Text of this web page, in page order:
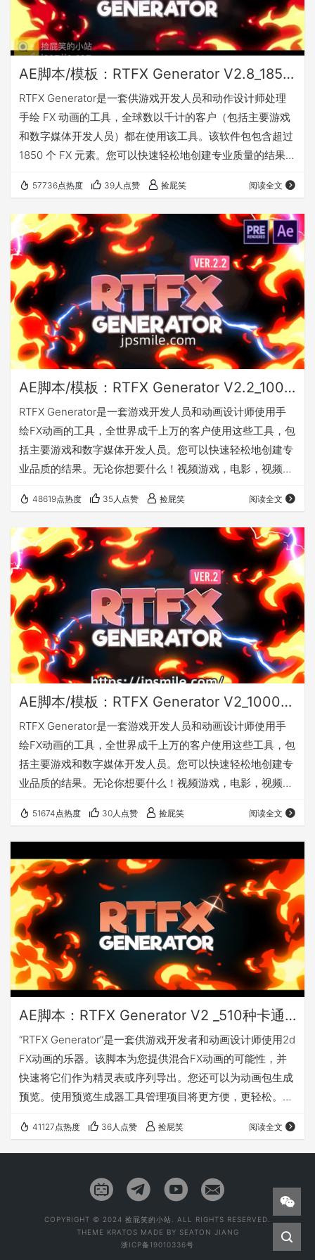
AE脚本/模板：RTFX Generator V2.8_1850种卡通手绘动漫雷电能量爆炸火焰烟雾流体MG动画元素
RTFX Generator是一套供游戏开发人员和动作设计师处理
手绘 FX 动画的工具，全球数以千计的客户（包括主要游戏
和数字媒体开发人员）都在使用该工具。该软件包包含超过
1850 个 FX 元素。您可以快速轻松地创建专业质量的结果。
Instagram 或者更多其它类型。该产品是为 Adob​​e After
Effects 设计的，但您可以使用预渲染的视频（带Alpha通
道）和合成程序（如 Sony Vegas、Edius、Photoshop
等）的非线…
57736点热度 39人点赞 捡屁笑 阅读全文
AE脚本/模板：RTFX Generator V2.2_1000种卡通手绘动漫雷电能量爆炸火焰烟雾流体MG动画元素
RTFX Generator是一套游戏开发人员和动画设计师使用手
绘FX动画的工具，全世界成千上万的客户使用这些工具，包
括主要游戏和数字媒体开发人员。您可以快速轻松地创建专
业品质的结果。无论你想要什么！视频游戏，电影，视频剪
Adobe After Effects设计，但您可以使用预渲染剪辑和所有
非线性编辑工具支持遮罩和合成程序，如Adobe Premier
Pro，After Effects，Photoshop，Sony Vegas，Final
Cut，…
48619点热度 35人点赞 捡屁笑 阅读全文
AE脚本/模板：RTFX Generator V2_1000种卡通手绘动漫雷电能量爆炸火焰烟雾流体MG动画元素(10月9日更新)
RTFX Generator是一套游戏开发人员和动画设计师使用手
绘FX动画的工具，全世界成千上万的客户使用这些工具，包
括主要游戏和数字媒体开发人员。您可以快速轻松地创建专
业品质的结果。无论你想要什么！视频游戏，电影，视频剪
Adobe After Effects设计，但您可以使用预渲染剪辑和所有
非线性编辑工具支持遮罩和合成程序，如Adobe Premier
Pro，After Effects，Photoshop，Sony Vegas，Final
Cut，…
51674点热度 30人点赞 捡屁笑 阅读全文
AE脚本：RTFX Generator V2 _510种卡通手绘动漫雷电能量爆炸火焰烟雾流体MG动画元素_模板+视频素材
“RTFX Generator”是一套供游戏开发者和动画设计师使用2d
FX动画的乐器。该脚本为您提供混合FX动画的可能性，并
快速将它们作为精灵表或序列导出。您还可以为动画包生成
预览。使用预览生成器工具管理项目将更方便，更轻松。但
动画允许使用所有非线性编辑工具支持遮罩和合成程序，如
Adobe Premier，Adobe After Effects，Sony Vegas，
41127点热度 36人点赞 捡屁笑 阅读全文
COPYRIGHT © 2024 捡屁笑的小站. ALL RIGHTS RESERVED.
THEME KRATOS MADE BY SEATON JIANG
浙ICP备19010336号